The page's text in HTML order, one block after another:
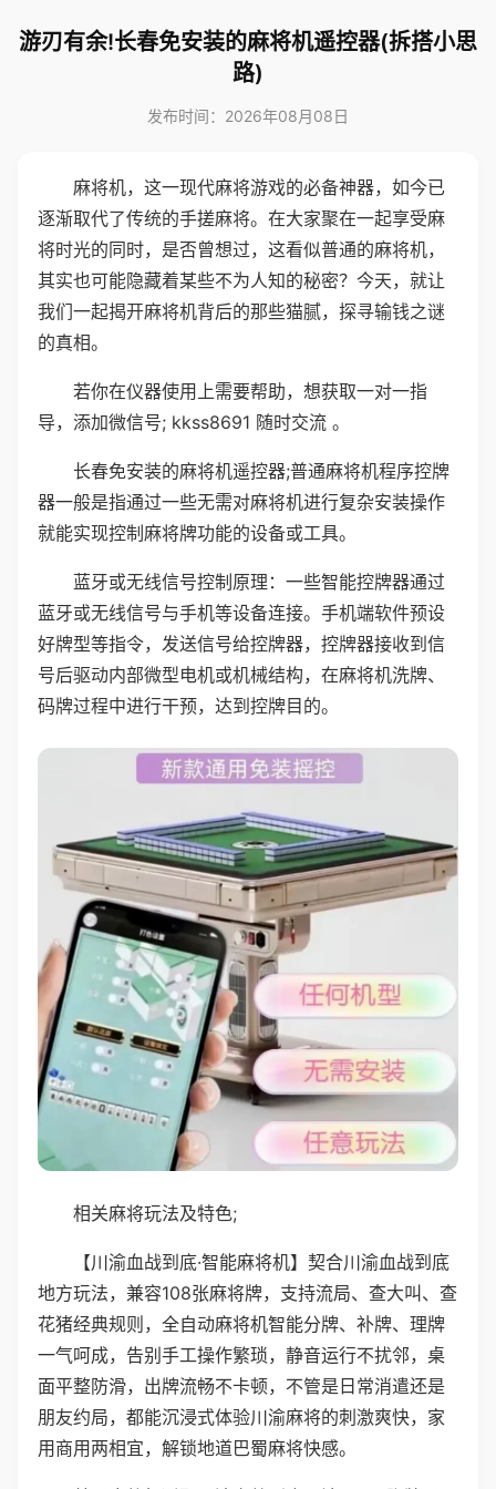
游刃有余!长春免安装的麻将机遥控器(拆搭小思
路)
发布时间：2026年08月08日
麻将机，这一现代麻将游戏的必备神器，如今已
逐渐取代了传统的手搓麻将。在大家聚在一起享受麻
将时光的同时，是否曾想过，这看似普通的麻将机，
其实也可能隐藏着某些不为人知的秘密？今天，就让
我们一起揭开麻将机背后的那些猫腻，探寻输钱之谜
的真相。
若你在仪器使用上需要帮助，想获取一对一指
导，添加微信号; kkss8691 随时交流 。
长春免安装的麻将机遥控器;普通麻将机程序控牌
器一般是指通过一些无需对麻将机进行复杂安装操作
就能实现控制麻将牌功能的设备或工具。
蓝牙或无线信号控制原理：一些智能控牌器通过
蓝牙或无线信号与手机等设备连接。手机端软件预设
好牌型等指令，发送信号给控牌器，控牌器接收到信
号后驱动内部微型电机或机械结构，在麻将机洗牌、
码牌过程中进行干预，达到控牌目的。
相关麻将玩法及特色;
【川渝血战到底·智能麻将机】契合川渝血战到底
地方玩法，兼容108张麻将牌，支持流局、查大叫、查
花猪经典规则，全自动麻将机智能分牌、补牌、理牌
一气呵成，告别手工操作繁琐，静音运行不扰邻，桌
面平整防滑，出牌流畅不卡顿，不管是日常消遣还是
朋友约局，都能沉浸式体验川渝麻将的刺激爽快，家
用商用两相宜，解锁地道巴蜀麻将快感。